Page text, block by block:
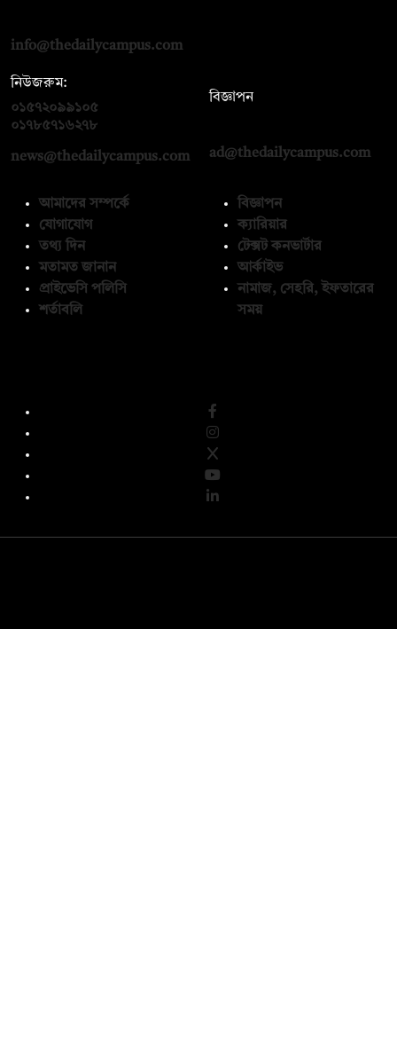
info@thedailycampus.com
নিউজরুম:
০১৫৭২০৯৯১০৫
০১৭৮৫৭১৬২৭৮
news@thedailycampus.com
বিজ্ঞাপন
ad@thedailycampus.com
আমাদের সম্পর্কে
যোগাযোগ
তথ্য দিন
মতামত জানান
প্রাইভেসি পলিসি
শর্তাবলি
বিজ্ঞাপন
ক্যারিয়ার
টেক্সট কনভার্টার
আর্কাইভ
নামাজ, সেহরি, ইফতারের
সময়